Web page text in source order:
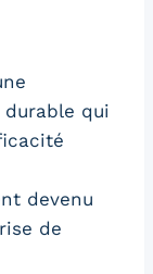
qui
devenu
de